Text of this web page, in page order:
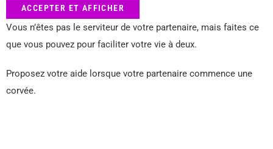
ACCEPTER ET AFFICHER
Vous n’êtes pas le serviteur de votre partenaire, mais faites ce
que vous pouvez pour faciliter votre vie à deux.
Proposez votre aide lorsque votre partenaire commence une
corvée.